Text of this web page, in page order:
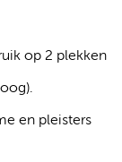
op 2 plekken
en pleisters